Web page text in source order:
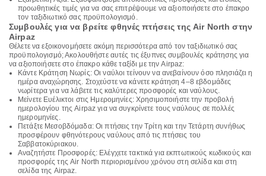
προωθητικές τιμές για να σας επιτρέψουμε να αξιοποιήσετε στο έπακρο
τον ταξιδιωτικό σας προϋπολογισμό.
Συμβουλές για να βρείτε φθηνές πτήσεις της Air North στην
Airpaz
Θέλετε να εξοικονομήσετε ακόμη περισσότερα από τον ταξιδιωτικό σας
προϋπολογισμό; Ακολουθήστε αυτές τις έξυπνες συμβουλές κράτησης για
να αξιοποιήσετε στο έπακρο κάθε ταξίδι με την Airpaz:
Κάντε Κράτηση Νωρίς: Οι ναύλοι τείνουν να ανεβαίνουν όσο πλησιάζει η
ημέρα αναχώρησης. Στοχεύστε να κάνετε κράτηση 4–8 εβδομάδες
νωρίτερα για να λάβετε τις καλύτερες προσφορές και ναύλους.
Μείνετε Ευέλικτοι στις Ημερομηνίες: Χρησιμοποιήστε την προβολή
ημερολογίου της Airpaz για να συγκρίνετε τους ναύλους σε πολλές
ημερομηνίες.
Πετάξτε Μεσοβδόμαδα: Οι πτήσεις την Τρίτη και την Τετάρτη συνήθως
προσφέρουν φθηνότερους ναύλους από τις πτήσεις του
Σαββατοκύριακου.
Αναζητήστε Προσφορές: Ελέγχετε τακτικά για εκπτωτικούς κωδικούς και
προσφορές της Air North περιορισμένου χρόνου στη σελίδα και στη
σελίδα της Airpaz.